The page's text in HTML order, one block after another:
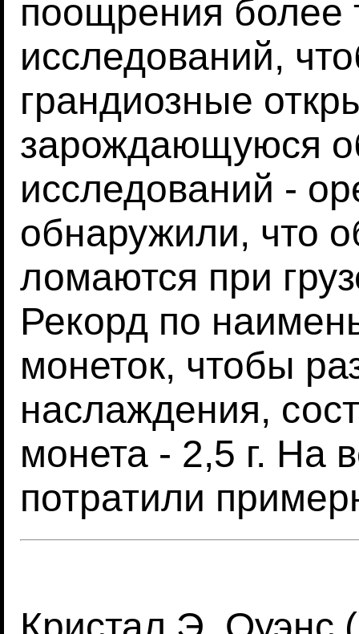
поощрения
исследований,
грандиозные
зарождающуюся
исследований -
обнаружили, что
ломаются при
Рекорд по
монеток, чтобы
наслаждения,
монета - 2,5 г. На
потратили